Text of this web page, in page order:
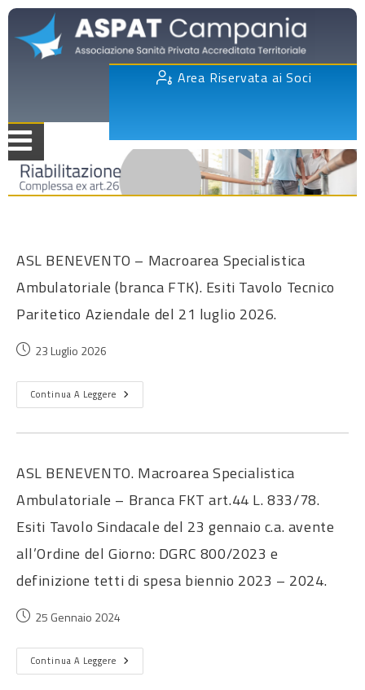
Area Riservata ai Soci
ASL BENEVENTO – Macroarea Specialistica
Ambulatoriale (branca FTK). Esiti Tavolo Tecnico
Paritetico Aziendale del 21 luglio 2026.
23 Luglio 2026
Continua A Leggere
ASL BENEVENTO. Macroarea Specialistica
Ambulatoriale – Branca FKT art.44 L. 833/78.
Esiti Tavolo Sindacale del 23 gennaio c.a. avente
all’Ordine del Giorno: DGRC 800/2023 e
definizione tetti di spesa biennio 2023 – 2024.
25 Gennaio 2024
Continua A Leggere